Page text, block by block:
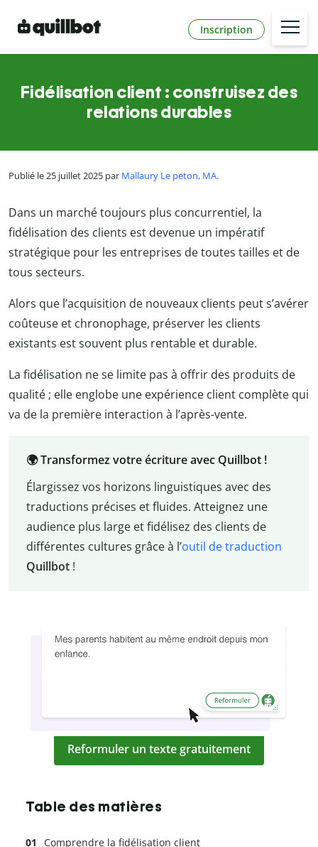
Inscription
Fidélisation client : construisez des
relations durables
Publié le 25 juillet 2025 par Mallaury Le peton, MA.
Dans un marché toujours plus concurrentiel, la
fidélisation des clients est devenue un impératif
stratégique pour les entreprises de toutes tailles et de
tous secteurs.
Alors que l’acquisition de nouveaux clients peut s’avérer
coûteuse et chronophage, préserver les clients
existants est souvent plus rentable et durable.
La fidélisation ne se limite pas à offrir des produits de
qualité ; elle englobe une expérience client complète qui
va de la première interaction à l’après-vente.
🌍 Transformez votre écriture avec Quillbot !
Élargissez vos horizons linguistiques avec des
traductions précises et fluides. Atteignez une
audience plus large et fidélisez des clients de
différentes cultures grâce à l’outil de traduction
Quillbot !
Reformuler un texte gratuitement
Table des matières
Comprendre la fidélisation client